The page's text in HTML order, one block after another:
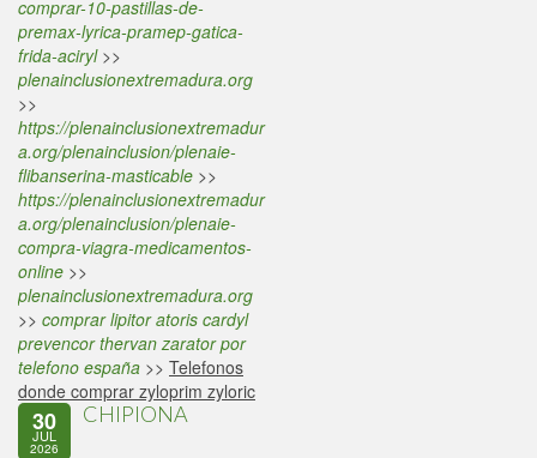
comprar-10-pastillas-de-
premax-lyrica-pramep-gatica-
frida-aciryl>>
plenainclusionextremadura.org
>>
https://plenainclusionextremadur
a.org/plenainclusion/plenaie-
flibanserina-masticable >>
https://plenainclusionextremadur
a.org/plenainclusion/plenaie-
compra-viagra-medicamentos-
online >>
plenainclusionextremadura.org
>> comprar lipitor atoris cardyl
prevencor thervan zarator por
telefono españa >> Telefonos
donde comprar zyloprim zyloric
30
JUL
2026
CHIPIONA